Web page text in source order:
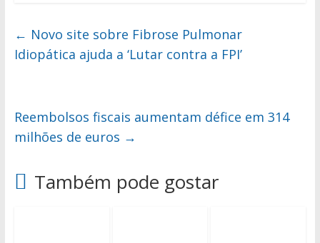
← Novo site sobre Fibrose Pulmonar
Idiopática ajuda a ‘Lutar contra a FPI’
Reembolsos fiscais aumentam défice em 314
milhões de euros →
Também pode gostar